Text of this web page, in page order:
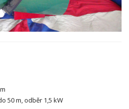
50 m, odběr 1,5 kW